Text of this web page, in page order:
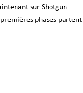
sur Shotgun
phases